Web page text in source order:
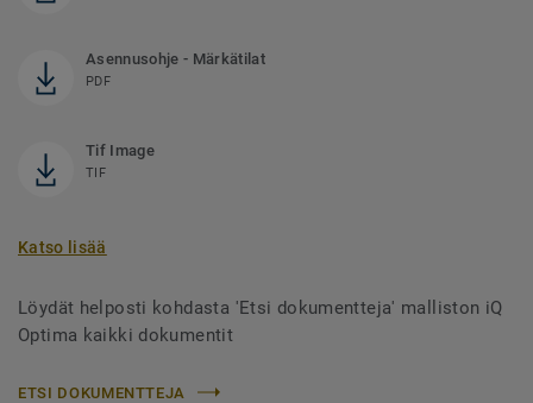
Asennusohje - Märkätilat
PDF
Tif Image
TIF
Katso lisää
Löydät helposti kohdasta 'Etsi dokumentteja' malliston iQ
Optima kaikki dokumentit
ETSI DOKUMENTTEJA